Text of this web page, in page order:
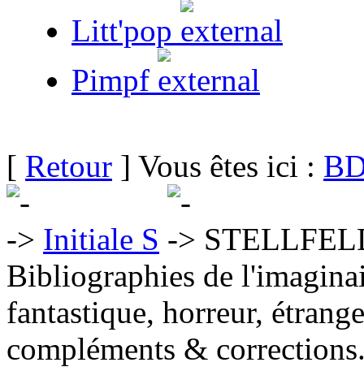
Litt'pop
Pimpf
[ Retour ] Vous êtes ici :
Initiale S
Bibliographies de
fantastique, horreur,
compléments &